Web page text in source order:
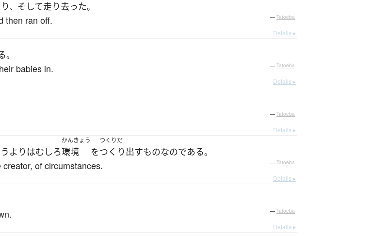
、 そして走り去った。
then ran off. — Tatoeba
Details ▸
。
babies in. — Tatoeba
Details ▸
— Tatoeba
Details ▸
より はむしろ
かんきょう
環境 を
つくりだ
つくり出すものなのである。
of circumstances. — Tatoeba
Details ▸
— Tatoeba
Details ▸